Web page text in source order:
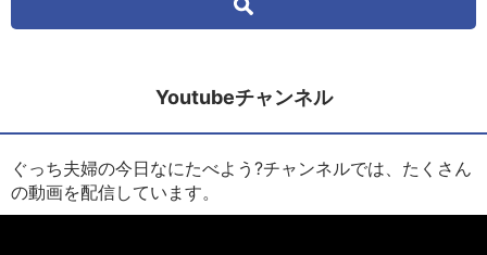
Youtubeチャンネル
ぐっち夫婦の今日なにたべよう?チャンネルでは、たくさん
の動画を配信しています。